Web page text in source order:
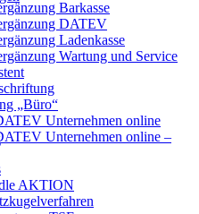
Barkasse
DATEV
Ladenkasse
Wartung und Service
„Büro“
Unternehmen online
Unternehmen online –
AKTION